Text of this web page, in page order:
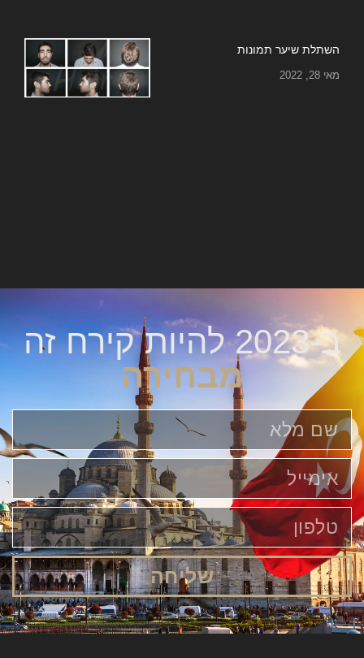
השתלת שיער תמונות
מאי 28, 2022
ב-2023 להיות קירח זה
מבחירה
שליחה